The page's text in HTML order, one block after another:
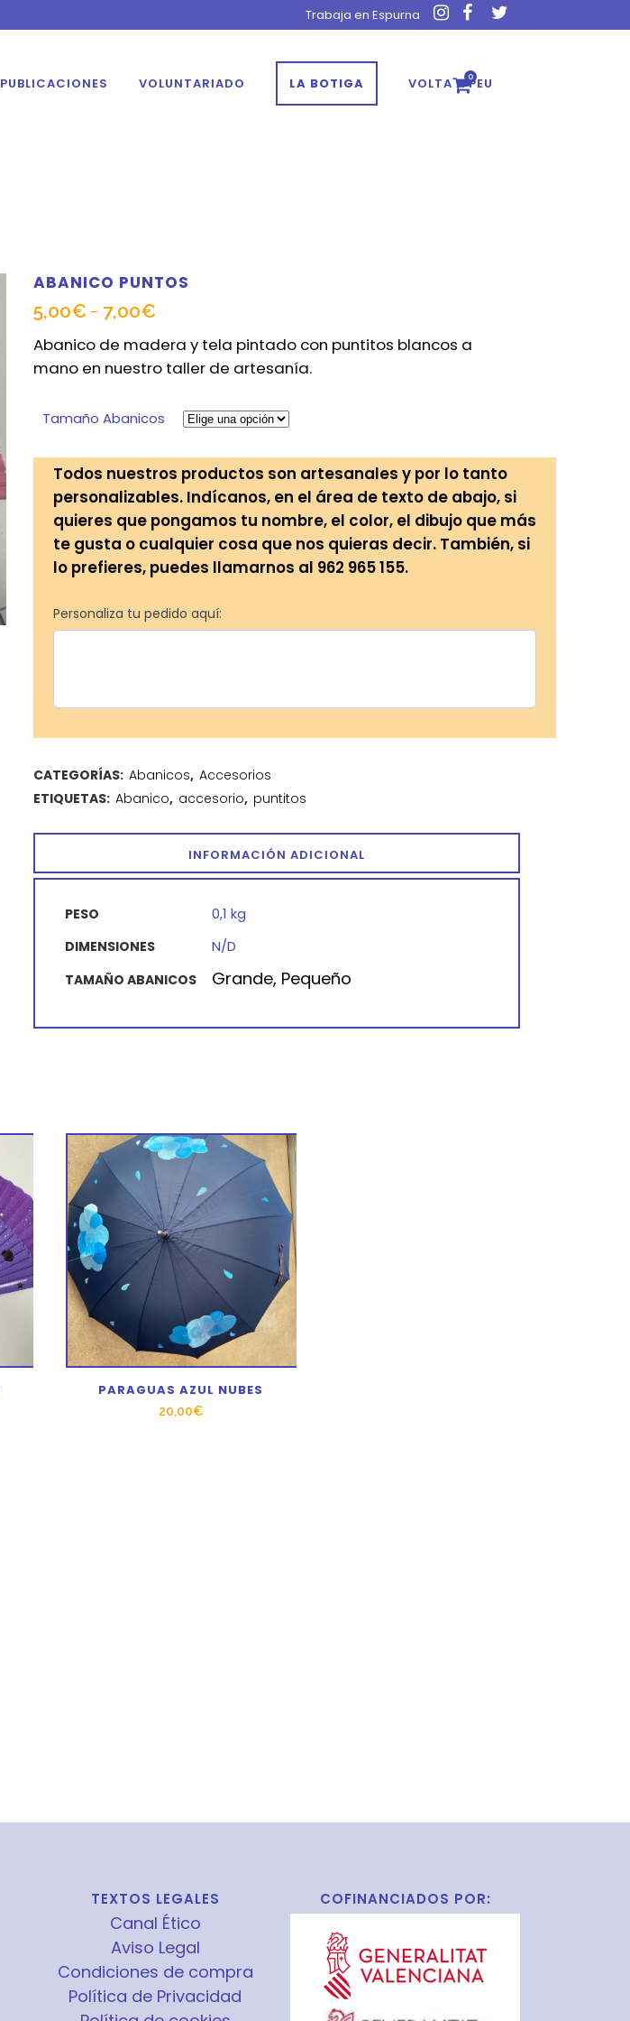
Trabaja en Espurna
0
PUBLICACIONES VOLUNTARIADO LA BOTIGA VOLTA A PEU
ABANICO PUNTOS
5,00€ - 7,00€
de
precios:
desde
hasta
Abanico de madera y tela pintado con puntitos blancos a
mano en nuestro taller de artesanía.
Tamaño Abanicos
Todos nuestros productos son artesanales y por lo tanto
personalizables. Indícanos, en el área de texto de abajo, si
quieres que pongamos tu nombre, el color, el dibujo que más
te gusta o cualquier cosa que nos quieras decir. También, si
lo prefieres, puedes llamarnos al 962 965 155.
Personaliza tu pedido aquí:
CATEGORÍAS: Abanicos, Accesorios
ETIQUETAS: Abanico, accesorio, puntitos
INFORMACIÓN ADICIONAL
PESO 0,1 kg
DIMENSIONES N/D
TAMAÑO ABANICOS Grande, Pequeño
PARAGUAS AZUL NUBES
20,00€
TEXTOS LEGALES
Canal Ético
Aviso Legal
Condiciones de compra
Política de Privacidad
COFINANCIADOS POR: